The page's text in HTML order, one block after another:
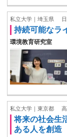
私立大学｜埼玉県
持続可能なラ
環境教育研究室
私立大学｜東京都
将来の社会生
ある人を創造